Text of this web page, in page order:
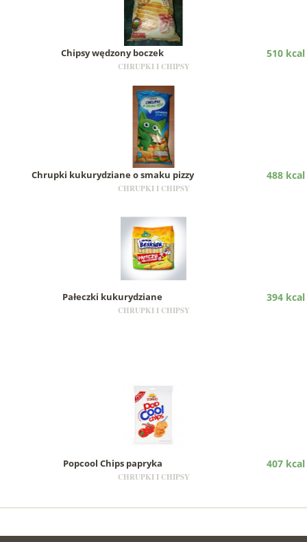
Chipsy wędzony boczek 510 kcal
CHRUPKI I CHIPSY
Chrupki kukurydziane o smaku pizzy 488 kcal
CHRUPKI I CHIPSY
Pałeczki kukurydziane 394 kcal
CHRUPKI I CHIPSY
Popcool Chips papryka 407 kcal
CHRUPKI I CHIPSY